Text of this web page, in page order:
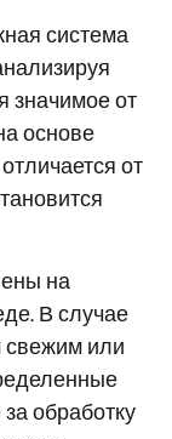
система
значимое от
основе
от
на
В случае
свежим или
обработку